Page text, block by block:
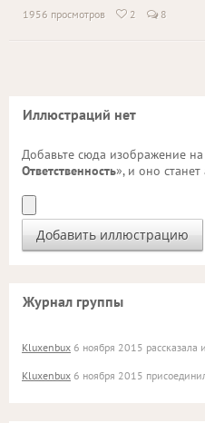
1956 просмотров  2 8
Иллюстраций нет
Добавьте сюда изображение на
Ответственность», и оно
Журнал группы
Kluxenbux 6 ноября 2015 рассказала
Kluxenbux 6 ноября 2015